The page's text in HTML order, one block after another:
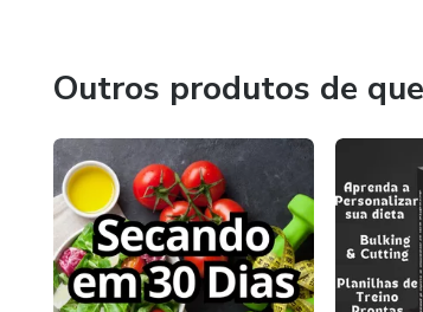
Outros produtos de